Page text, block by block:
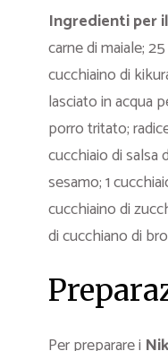
Ingredienti per
carne di maiale;
cucchiaino di
lasciato in acqua
porro tritato;
cucchiaio di salsa
sesamo; 1
cucchiaino di
di cucchiano di
Per preparare i